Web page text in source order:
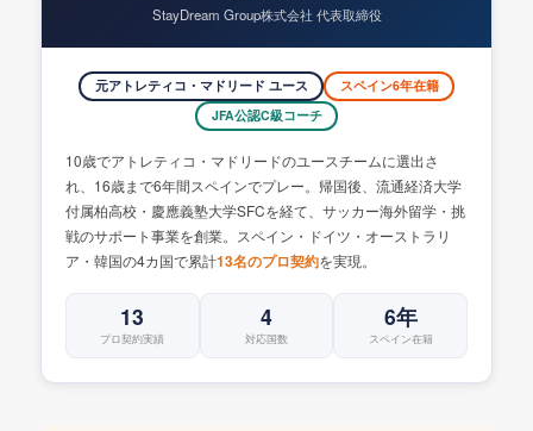
StayDream Group株式会社 代表取締役
元アトレティコ・マドリード ユース
スペイン6年在籍
JFA公認C級コーチ
10歳でアトレティコ・マドリードのユースチームに選出さ
れ、16歳まで6年間スペインでプレー。帰国後、流通経済大学
付属柏高校・慶應義塾大学SFCを経て、サッカー海外留学・挑
戦のサポート事業を創業。スペイン・ドイツ・オーストラリ
ア・韓国の4カ国で累計13名のプロ契約を実現。
13
プロ契約実績
4
対応国数
6年
スペイン在籍